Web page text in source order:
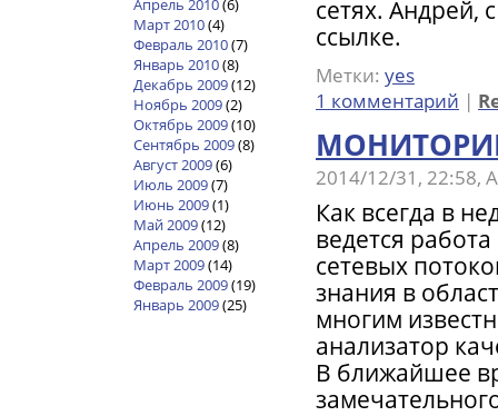
сетях. Андрей,
ссылке.
Метки: yes
1 комментарий |
2014/12/31, 22:58,
Как всегда в
ведется
сетевых
знания в
многим
анализатор
В ближайшее
Апрель 2010(6)
Март 2010(4)
Февраль 2010(7)
Январь 2010(8)
Декабрь 2009(12)
Ноябрь 2009(2)
Октябрь 2009(10)
Сентябрь 2009(8)
Август 2009(6)
Июль 2009(7)
Июнь 2009(1)
Май 2009(12)
Апрель 2009(8)
Март 2009(14)
Февраль 2009(19)
Январь 2009(25)